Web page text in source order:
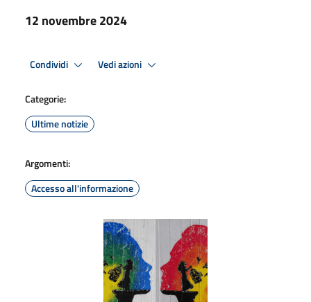
12 novembre 2024
Condividi Vedi azioni
Categorie:
Ultime notizie
Argomenti:
Accesso all'informazione